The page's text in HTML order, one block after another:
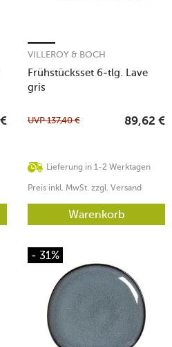
€
Frühstücksset 6-tlg. Lave
gris
VILLEROY & BOCH
Lieferung in 1-2 Werktagen
UVP137,40 € 89,62 €
Preis inkl. MwSt. zzgl. Versand
Warenkorb
- 31%